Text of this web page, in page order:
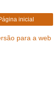
inicial
para a web